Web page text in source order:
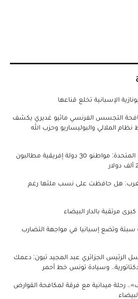
الإسبانية تخلع قناعها
التجسس الفرنسي ماثيو غديري يكشف
الملالي والبوليساريو وحزب الله
تأشيرة الدخول للولايات المتحدة: مواطنو 30 دولة إفريقية مطالبون
هل حافظت على نسب ملئها رغم
مرتقبة بالدار البيضاء
سبتة وتضع إسبانيا في مواجهة التضارب
الرئيس الجزائري عبد المجيد تبون: دعمك
وسيادة تونس خط أحمر
رحلة ميدانية مع فرقة لمكافحة القوارض